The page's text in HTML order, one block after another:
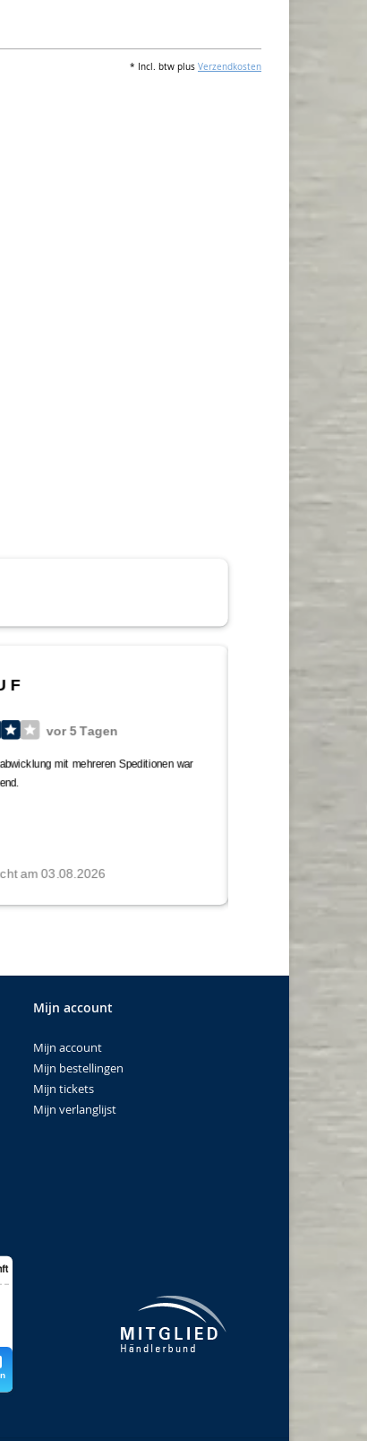
* Incl. btw plus Verzendkosten
Mijn account
Mijn account
Mijn bestellingen
Mijn tickets
Mijn verlanglijst